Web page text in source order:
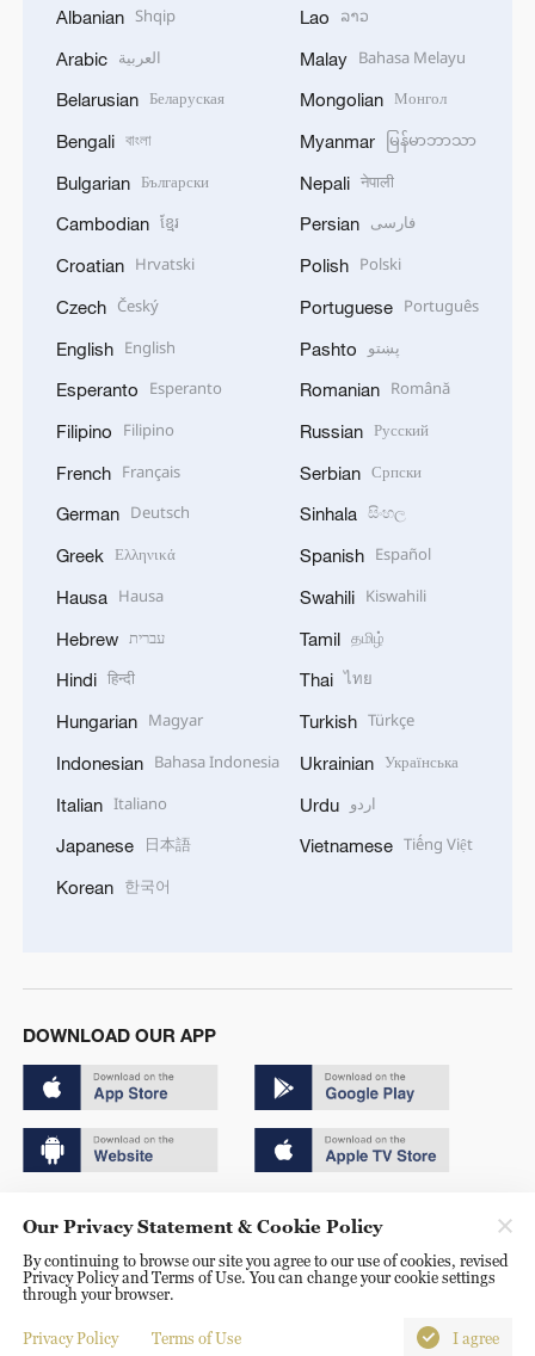
Albanian Shqip
Arabic العربية
Belarusian Беларуская
Bengali বাংলা
Bulgarian Български
Cambodian ខ្មែរ
Croatian Hrvatski
Czech Český
English English
Esperanto Esperanto
Filipino Filipino
French Français
German Deutsch
Greek Ελληνικά
Hausa Hausa
Hebrew עברית
Hindi हिन्दी
Hungarian Magyar
Indonesian Bahasa Indonesia
Italian Italiano
Japanese 日本語
Korean 한국어
Lao ລາວ
Malay Bahasa Melayu
Mongolian Монгол
Myanmar မြန်မာဘာသာ
Nepali नेपाली
Persian فارسی
Polish Polski
Portuguese Português
Pashto پښتو
Romanian Română
Russian Русский
Serbian Српски
Sinhala සිංහල
Spanish Español
Swahili Kiswahili
Tamil தமிழ்
Thai ไทย
Turkish Türkçe
Ukrainian Українська
Urdu اردو
Vietnamese Tiếng Việt
DOWNLOAD OUR APP
京ICP备20000184号
京公网安备 11010502050052号
Disinformation report hotline: 010-85061466
Our Privacy Statement & Cookie Policy
By continuing to browse our site you agree to our use of cookies, revised
Privacy Policy and Terms of Use. You can change your cookie settings
through your browser.
Privacy Policy Terms of Use I agree